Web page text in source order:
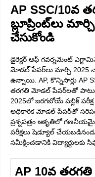
AP SSC/10వ
బ్లూప్రింట్‌లు
చేసుకోండి
డైరెక్టర్ ఆఫ్ గవర్నమెంట్
మోడల్ పేపర్‌లు మార్చి 2025
ఉన్నాయి. AP, కొన్నిసార్లు AP
తరగతి మోడల్ పేపర్‌లతో పాటు
2025లో జరగబోయే పబ్లిక్
అధికారిక మోడల్ పేపర్‌తో
ప్రశ్నపత్రం ఆకృతిలో
పరీక్షలు షెడ్యూల్
సమీక్షించడానికి విద్యార్థులకు
AP 10వ